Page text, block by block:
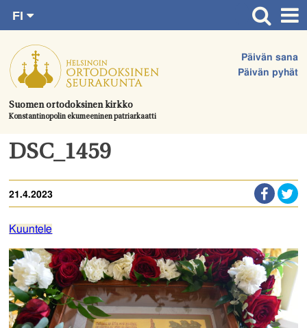
suoraan
sisältöön.
Suomen ortodoksinen kirkko
Konstantinopolin ekumeeninen patriarkaatti
Päivän sana
Päivän pyhät
FI
SV
EN
UA
Etusivu
Ajankohtaista
Juhlat & toimitukset
Kirkot
Tule mukaan
Hautausmaa
Yhteystiedot
DSC_1459
21.4.2023
Kuuntele